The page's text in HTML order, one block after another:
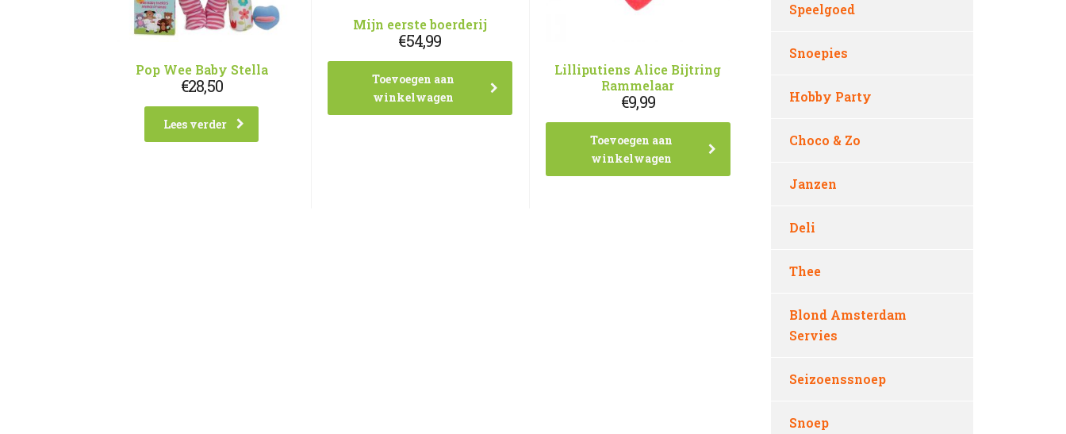
Pop Wee Baby Stella
€28,50
Lees verder
Mijn eerste boerderij
€54,99
Toevoegen aan
winkelwagen
Lilliputiens Alice Bijtring
Rammelaar
€9,99
Toevoegen aan
winkelwagen
Speelgoed
Snoepies
Hobby Party
Choco & Zo
Janzen
Deli
Thee
Blond Amsterdam
Servies
Seizoenssnoep
Snoep